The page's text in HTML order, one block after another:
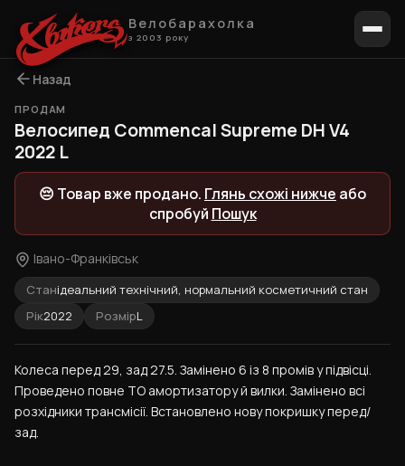
Велобарахолка
з 2003 року
Назад
ПРОДАМ
Велосипед Commencal Supreme DH V4
2022 L
😔 Товар вже продано. Глянь схожі нижче або
спробуй Пошук
Івано-Франківськ
Станідеальний технічний, нормальний косметичний стан
Рік2022 РозмірL
Колеса перед 29, зад 27.5. Замінено 6 із 8 промів у підвісці.
Проведено повне ТО амортизатору й вилки. Замінено всі
розхідники трансмісії. Встановлено нову покришку перед/
зад.